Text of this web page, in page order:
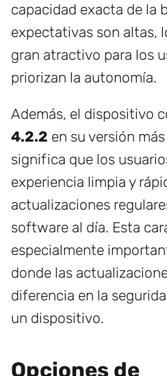
capacidad exacta de la
expectativas son altas,
gran atractivo para los
priorizan la autonomía.
Además, el dispositivo
4.2.2 en su versión
significa que los
experiencia limpia y
actualizaciones
software al día. Esta
especialmente
donde las
diferencia en la
un dispositivo.
Opciones de